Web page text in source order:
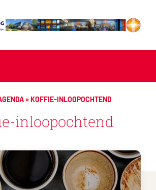
»KOFFIE-INLOOPOCHTEND
inloopochtend